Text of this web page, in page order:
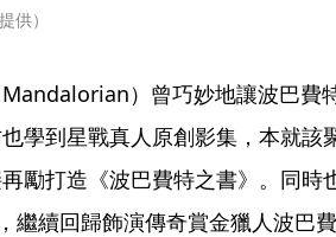
供）
）曾巧妙地讓波巴費
學到星戰真人原創影集，本就該
勵打造《波巴費特之書》。同時
續回歸飾演傳奇賞金獵人波巴